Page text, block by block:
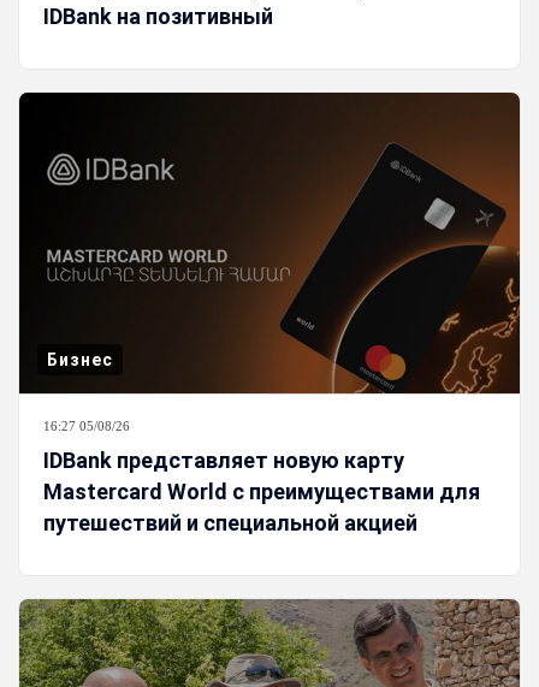
IDBank на позитивный
Бизнес
16:27 05/08/26
IDBank представляет новую карту
Mastercard World с преимуществами для
путешествий и специальной акцией